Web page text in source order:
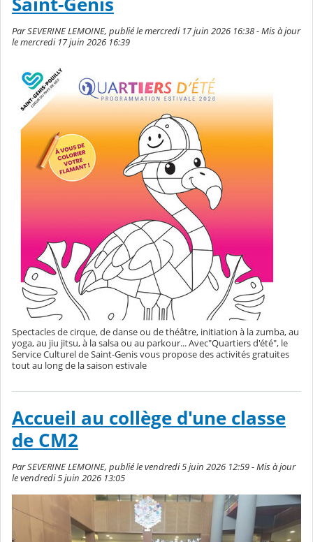
Par SEVERINE LEMOINE, publié le mercredi 17 juin 2026 16:38 - Mis à jour
le mercredi 17 juin 2026 16:39
Spectacles de cirque, de danse ou de théâtre, initiation à la zumba, au
yoga, au jiu jitsu, à la salsa ou au parkour... Avec"Quartiers d'été", le
Service Culturel de Saint-Genis vous propose des activités gratuites
tout au long de la saison estivale
Accueil au collège d'une classe
de CM2
Par SEVERINE LEMOINE, publié le vendredi 5 juin 2026 12:59 - Mis à jour
le vendredi 5 juin 2026 13:05